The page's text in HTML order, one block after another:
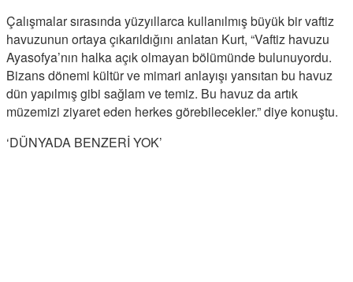
Çalışmalar sırasında yüzyıllarca kullanılmış büyük bir vaftiz
havuzunun ortaya çıkarıldığını anlatan Kurt, “Vaftiz havuzu
Ayasofya’nın halka açık olmayan bölümünde bulunuyordu.
Bizans dönemi kültür ve mimari anlayışı yansıtan bu havuz
dün yapılmış gibi sağlam ve temiz. Bu havuz da artık
müzemizi ziyaret eden herkes görebilecekler.” diye konuştu.
‘DÜNYADA BENZERİ YOK’